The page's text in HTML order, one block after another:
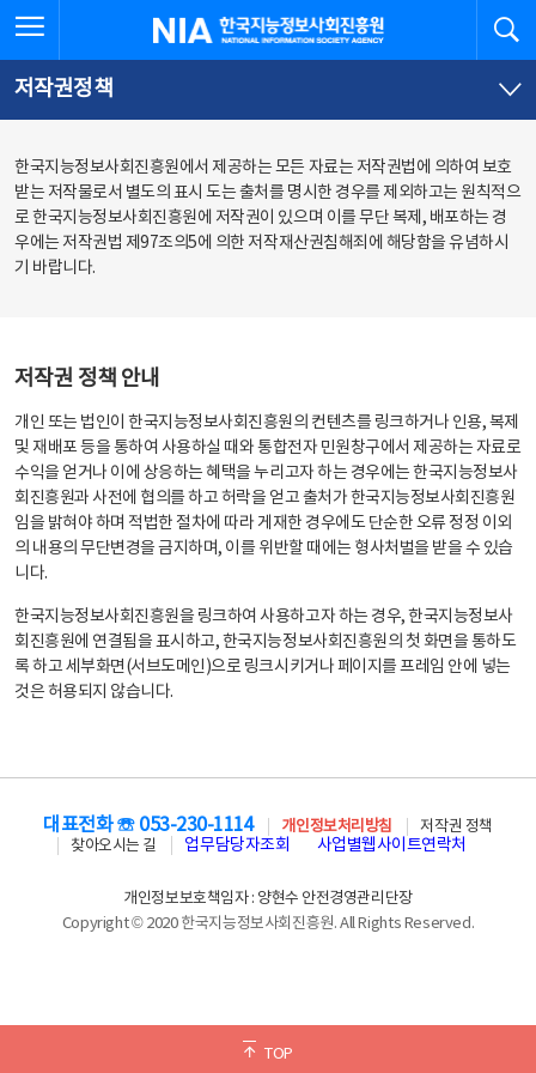
문
로
가
체
뉴
바
가
한국지능정보사회진흥원
저작권정책
한국지능정보사회진흥원에서 제공하는 모든 자료는 저작권법에 의하여 보호
받는 저작물로서 별도의 표시 도는 출처를 명시한 경우를 제외하고는 원칙적으
로 한국지능정보사회진흥원에 저작권이 있으며 이를 무단 복제, 배포하는 경
우에는 저작권법 제97조의5에 의한 저작재산권침해죄에 해당함을 유념하시
기 바랍니다.
저작권 정책 안내
개인 또는 법인이 한국지능정보사회진흥원의 컨텐츠를 링크하거나 인용, 복제
및 재배포 등을 통하여 사용하실 때와 통합전자 민원창구에서 제공하는 자료로
수익을 얻거나 이에 상응하는 혜택을 누리고자 하는 경우에는 한국지능정보사
회진흥원과 사전에 협의를 하고 허락을 얻고 출처가 한국지능정보사회진흥원
임을 밝혀야 하며 적법한 절차에 따라 게재한 경우에도 단순한 오류 정정 이외
의 내용의 무단변경을 금지하며, 이를 위반할 때에는 형사처벌을 받을 수 있습
니다.
한국지능정보사회진흥원을 링크하여 사용하고자 하는 경우, 한국지능정보사
회진흥원에 연결됨을 표시하고, 한국지능정보사회진흥원의 첫 화면을 통하도
록 하고 세부화면(서브도메인)으로 링크시키거나 페이지를 프레임 안에 넣는
것은 허용되지 않습니다.
TOP
대표전화 ☏ 053-230-1114 개인정보처리방침
저작권 정책
찾아오시는 길
업무담당자조회 사업별웹사이트연락처
개인정보보호책임자 : 양현수 안전경영관리단장
Copyright © 2020 한국지능정보사회진흥원. All Rights Reserved.